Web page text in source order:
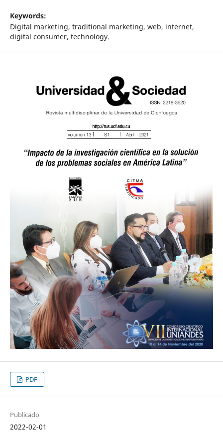
Keywords:
Digital marketing, traditional marketing, web, internet,
digital consumer, technology.
PDF
Publicado
2022-02-01